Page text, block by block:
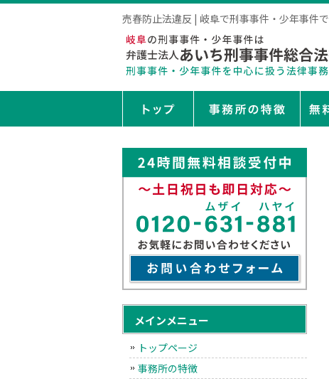
売春防止法違反 | 岐阜で刑事事件・少年事件
メインメニュー
トップページ
事務所の特徴